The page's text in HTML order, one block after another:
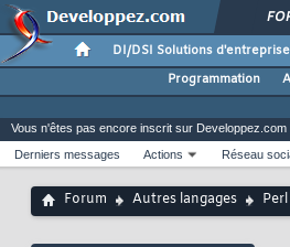
DI/DSI Solutions d'entreprise
Programmation
Vous n'êtes pas encore inscrit sur Developpez.com
Derniers messages
Actions Réseau
Forum Autres langages Perl